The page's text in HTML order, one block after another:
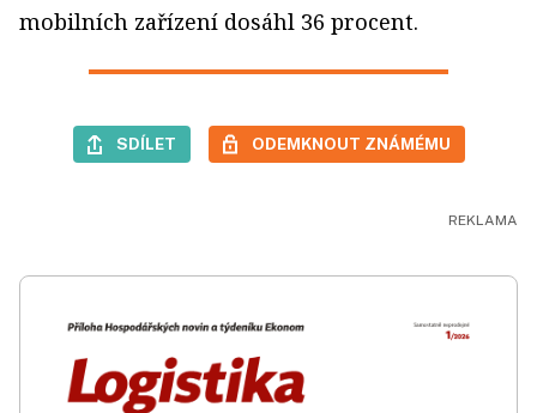
mobilních zařízení dosáhl 36 procent.
SDÍLET ODEMKNOUT ZNÁMÉMU